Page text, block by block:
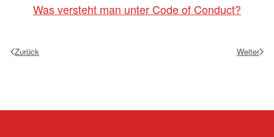
Was versteht man unter Code of Conduct?
Zurück Weiter